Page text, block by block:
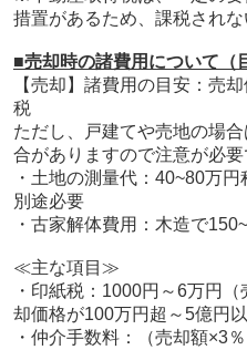
措置があるため、課税されな
■売却時の諸費用について（
【売却】諸費用の目安：売
税
ただし、戸建てや売地の場
合がありますので注意が必要
・土地の測量代：40~80万
別途必要
・古家解体費用：木造で
≪主な項目≫
・印紙税：1000円～6万円（
却価格が100万円超～5億円
・仲介手数料：（売却額×3